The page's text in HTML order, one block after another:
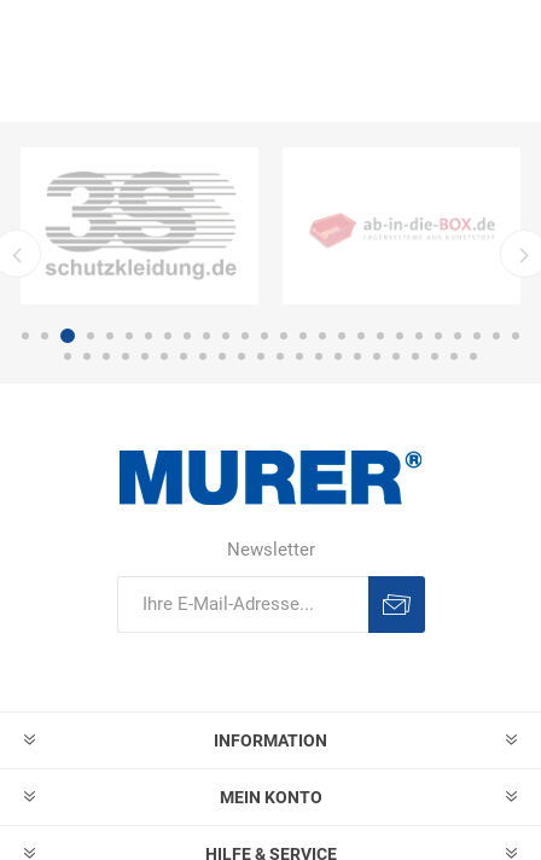
Newsletter
INFORMATION
MEIN KONTO
HILFE & SERVICE